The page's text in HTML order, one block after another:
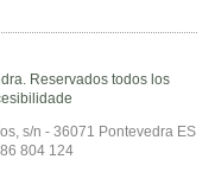
Reservados todos los
s/n - 36071 Pontevedra ES
804 124